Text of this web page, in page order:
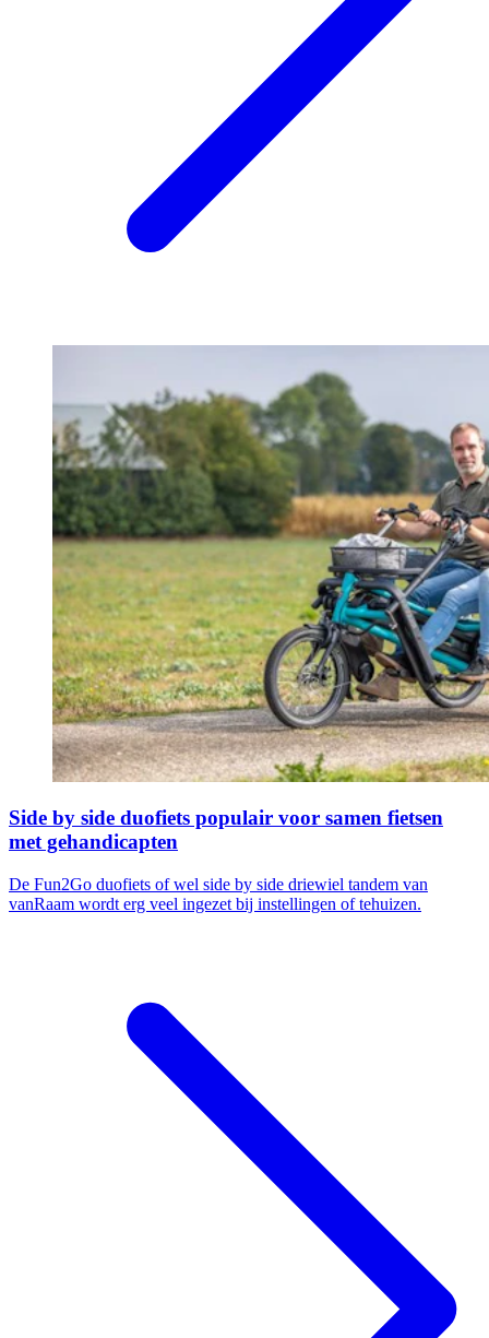
Side by side duofiets populair voor samen fietsen
met gehandicapten
De Fun2Go duofiets of wel side by side driewiel tandem van
vanRaam wordt erg veel ingezet bij instellingen of tehuizen.